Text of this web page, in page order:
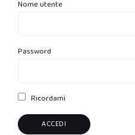
Nome utente
Password
Ricordami